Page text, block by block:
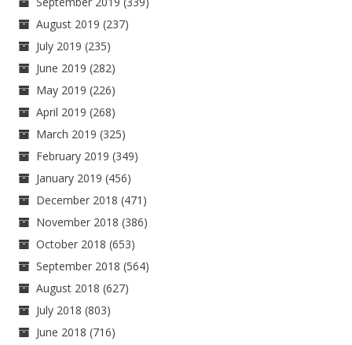
August 2019 (237)
July 2019 (235)
June 2019 (282)
May 2019 (226)
April 2019 (268)
March 2019 (325)
February 2019 (349)
January 2019 (456)
December 2018 (471)
November 2018 (386)
October 2018 (653)
September 2018 (564)
August 2018 (627)
July 2018 (803)
June 2018 (716)